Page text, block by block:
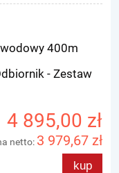
400m
- Zestaw
4 895,00 zł
netto: 3 979,67 zł
kup